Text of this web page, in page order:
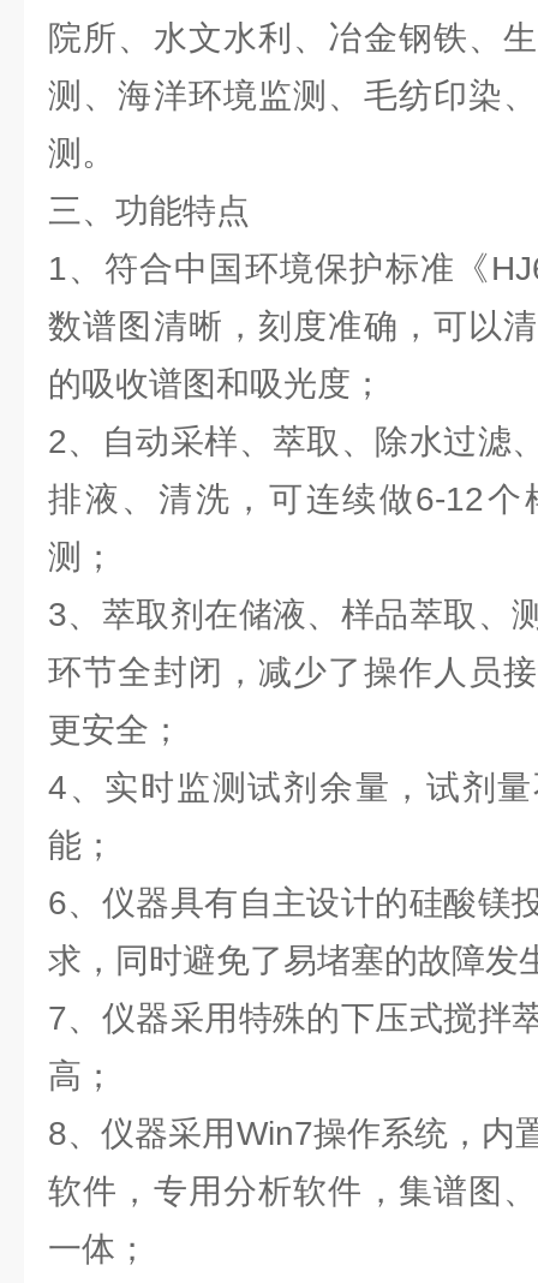
院所、水文水利、冶金钢铁、
测、海洋环境监测、毛纺印染
测。
三、功能特点
1、符合中国环境保护标准《
数谱图清晰，刻度准确，可以
的吸收谱图和吸光度；
2、自动采样、萃取、除水过滤
排液、清洗，可连续做6-12个
测；
3、萃取剂在储液、样品萃取、
环节全封闭，减少了操作人员
更安全；
4、实时监测试剂余量，试剂
能；
6、仪器具有自主设计的硅酸镁
求，同时避免了易堵塞的故障发
7、仪器采用特殊的下压式搅拌
高；
8、仪器采用Win7操作系统，内
软件，专用分析软件，集谱图
一体；